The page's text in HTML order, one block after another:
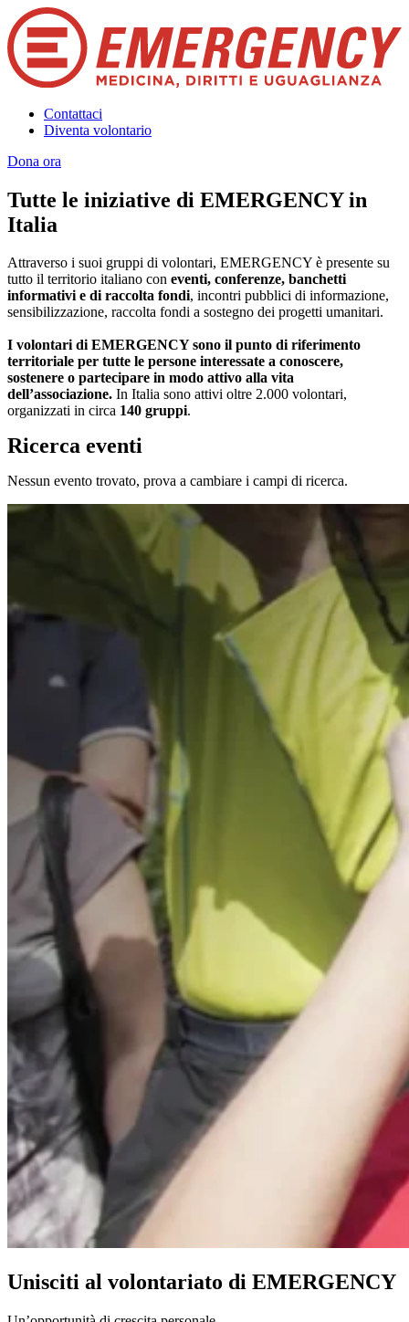
Contattaci
Diventa volontario
Dona ora
Tutte le iniziative di EMERGENCY in
Italia
Attraverso i suoi gruppi di volontari, EMERGENCY è presente su
tutto il territorio italiano con eventi, conferenze, banchetti
informativi e di raccolta fondi, incontri pubblici di informazione,
sensibilizzazione, raccolta fondi a sostegno dei progetti umanitari.
I volontari di EMERGENCY sono il punto di riferimento
territoriale per tutte le persone interessate a conoscere,
sostenere o partecipare in modo attivo alla vita
dell’associazione. In Italia sono attivi oltre 2.000 volontari,
organizzati in circa 140 gruppi.
Ricerca eventi
Nessun evento trovato, prova a cambiare i campi di ricerca.
Unisciti al volontariato di EMERGENCY